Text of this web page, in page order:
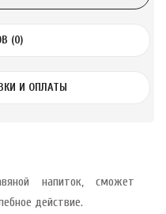
(0)
И ОПЛАТЫ
напиток, сможет
действие.